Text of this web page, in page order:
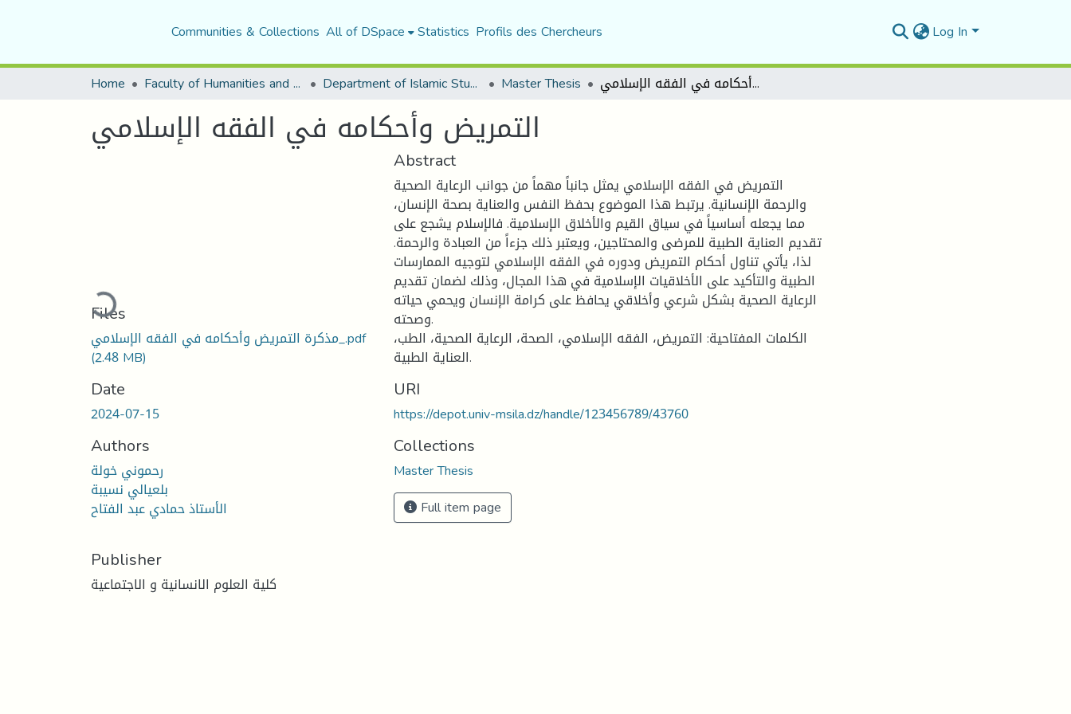
Communities & Collections All of DSpace Statistics Profils des Chercheurs Log In
Home Faculty of Humanities and Social Sciences Department of Islamic Studies Master Thesis التمريض وأحكامه في الفقه الإسلامي
التمريض وأحكامه في الفقه الإسلامي
Loading...
Files
مذكرة التمريض وأحكامه في الفقه الإسلامي_.pdf
(2.48 MB)
Date
2024-07-15
Authors
رحموني خولة
بلعيالي نسيبة
الأستاذ حمادي عبد الفتاح
Publisher
كلية العلوم الانسانية و الاجتماعية
Abstract
التمريض في الفقه الإسلامي يمثل جانباً مهماً من جوانب الرعاية الصحية
والرحمة الإنسانية. يرتبط هذا الموضوع بحفظ النفس والعناية بصحة الإنسان،
مما يجعله أساسياً في سياق القيم والأخلاق الإسلامية. فالإسلام يشجع على
تقديم العناية الطبية للمرضى والمحتاجين، ويعتبر ذلك جزءاً من العبادة والرحمة.
لذا، يأتي تناول أحكام التمريض ودوره في الفقه الإسلامي لتوجيه الممارسات
الطبية والتأكيد على الأخلاقيات الإسلامية في هذا المجال، وذلك لضمان تقديم
الرعاية الصحية بشكل شرعي وأخلاقي يحافظ على كرامة الإنسان ويحمي حياته
وصحته.
الكلمات المفتاحية: التمريض، الفقه الإسلامي، الصحة، الرعاية الصحية، الطب،
العناية الطبية.
URI
https://depot.univ-msila.dz/handle/123456789/43760
Collections
Master Thesis
Full item page